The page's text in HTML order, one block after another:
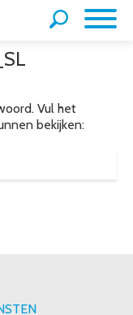
Vul het
bekijken: